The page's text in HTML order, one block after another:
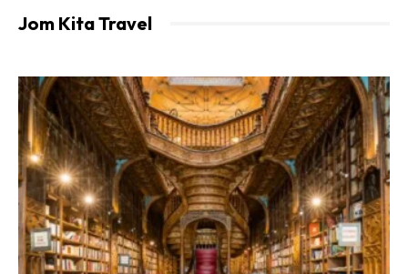
Terletak dalam wilayah Overijssel, perkampungan ini
memiliki terusan air sepanjang empat batu berlatarkan
pemandangan indah rumahrumah ladang dengan
bumbung beratap rumbia yang dibina sejak abad ke-18.
Justeru itu, tidak hairanlah andai tempat ini mendapat
jolokan ‘Venice of the Netherlands’.
Jom Kita Travel